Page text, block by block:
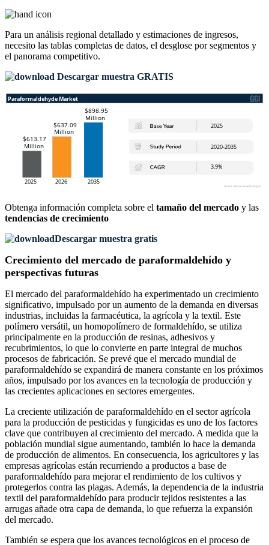
Para un análisis regional detallado y estimaciones de ingresos,
necesito las tablas completas de datos, el desglose por segmentos y
el panorama competitivo.
Descargar muestra GRATIS
Obtenga información completa sobre el tamaño del mercado y las
tendencias de crecimiento
Descargar muestra gratis
Crecimiento del mercado de paraformaldehído y
perspectivas futuras
El mercado del paraformaldehído ha experimentado un crecimiento
significativo, impulsado por un aumento de la demanda en diversas
industrias, incluidas la farmacéutica, la agrícola y la textil. Este
polímero versátil, un homopolímero de formaldehído, se utiliza
principalmente en la producción de resinas, adhesivos y
recubrimientos, lo que lo convierte en parte integral de muchos
procesos de fabricación. Se prevé que el mercado mundial de
paraformaldehído se expandirá de manera constante en los próximos
años, impulsado por los avances en la tecnología de producción y
las crecientes aplicaciones en sectores emergentes.
La creciente utilización de paraformaldehído en el sector agrícola
para la producción de pesticidas y fungicidas es uno de los factores
clave que contribuyen al crecimiento del mercado. A medida que la
población mundial sigue aumentando, también lo hace la demanda
de producción de alimentos. En consecuencia, los agricultores y las
empresas agrícolas están recurriendo a productos a base de
paraformaldehído para mejorar el rendimiento de los cultivos y
protegerlos contra las plagas. Además, la dependencia de la industria
textil del paraformaldehído para producir tejidos resistentes a las
arrugas añade otra capa de demanda, lo que refuerza la expansión
del mercado.
También se espera que los avances tecnológicos en el proceso de